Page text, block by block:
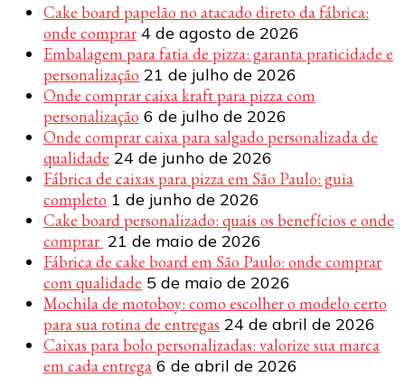
Cake board papelão no atacado direto da fábrica:
onde comprar 4 de agosto de 2026
Embalagem para fatia de pizza: garanta praticidade e
personalização 21 de julho de 2026
Onde comprar caixa kraft para pizza com
personalização 6 de julho de 2026
Onde comprar caixa para salgado personalizada de
qualidade 24 de junho de 2026
Fábrica de caixas para pizza em São Paulo: guia
completo 1 de junho de 2026
Cake board personalizado: quais os benefícios e onde
comprar 21 de maio de 2026
Fábrica de cake board em São Paulo: onde comprar
com qualidade 5 de maio de 2026
Mochila de motoboy: como escolher o modelo certo
para sua rotina de entregas 24 de abril de 2026
Caixas para bolo personalizadas: valorize sua marca
em cada entrega 6 de abril de 2026